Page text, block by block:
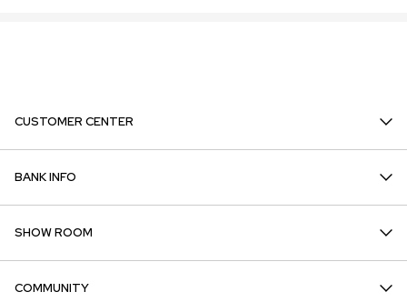
CUSTOMER CENTER
BANK INFO
SHOW ROOM
COMMUNITY